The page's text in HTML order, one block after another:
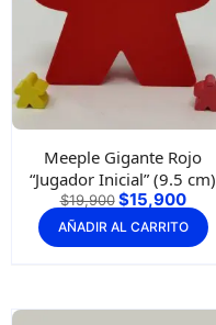
Meeple Gigante Rojo
“Jugador Inicial” (9.5 cm)
$19,900 $15,900
AÑADIR AL CARRITO